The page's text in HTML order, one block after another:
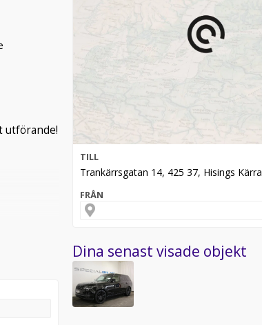
utförande!
TILL
Trankärrsgatan 14, 425 37, Hisings Kärra
FRÅN
Dina senast visade objekt